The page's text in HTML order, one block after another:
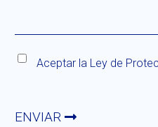
Aceptar la Ley de
ENVIAR